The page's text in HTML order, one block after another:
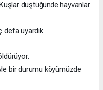
düştüğünde hayvanlar
defa uyardık.
bir durumu köyümüzde